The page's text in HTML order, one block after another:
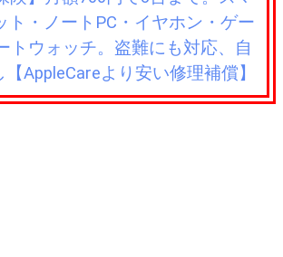
ト・ノートPC・イヤホン・ゲー
トウォッチ。盗難にも対応、自
AppleCareより安い修理補償】